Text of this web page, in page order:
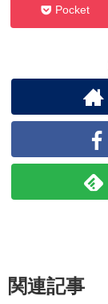
Pocket
関連記事